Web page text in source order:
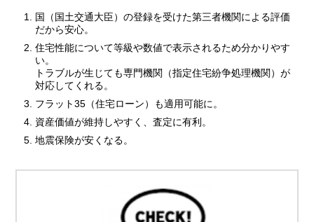
国（国土交通大臣）の登録を受けた第三者機関による評価
だから安心。
住宅性能について等級や数値で表示されるため分かりやす
い。
トラブルが生じても専門機関（指定住宅紛争処理機関）が
対応してくれる。
フラット35（住宅ローン）も適用可能に。
資産価値が維持しやすく、査定に有利。
地震保険が安くなる。